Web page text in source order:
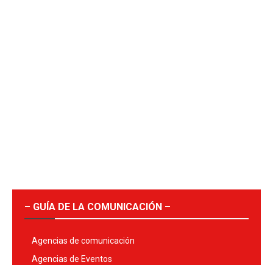
– GUÍA DE LA COMUNICACIÓN –
Agencias de comunicación
Agencias de Eventos